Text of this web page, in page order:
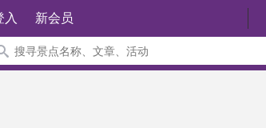
入 新会员